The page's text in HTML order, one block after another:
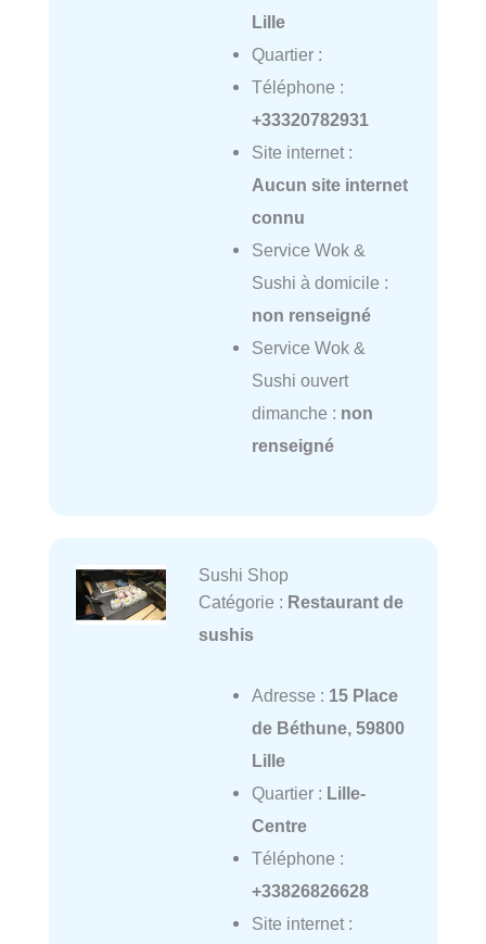
Lille
Quartier :
Téléphone :
+33320782931
Site internet :
Aucun site internet
connu
Service Wok &
Sushi à domicile :
non renseigné
Service Wok &
Sushi ouvert
dimanche : non
renseigné
Sushi Shop
Catégorie : Restaurant de
sushis
Adresse : 15 Place
de Béthune, 59800
Lille
Quartier : Lille-
Centre
Téléphone :
+33826826628
Site internet :